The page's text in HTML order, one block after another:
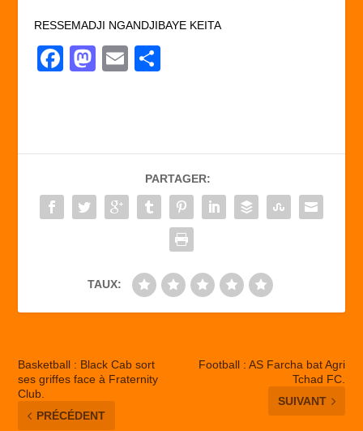
RESSEMADJI NGANDJIBAYE KEITA
F
b
o
o
M
d
o
n
E
er
PARTAGER:
TAUX:
Basketball : Black Cab sort
ses griffes face à Fraternity
Club.
PRÉCÉDENT
Football : AS Farcha bat Agri
Tchad FC.
SUIVANT